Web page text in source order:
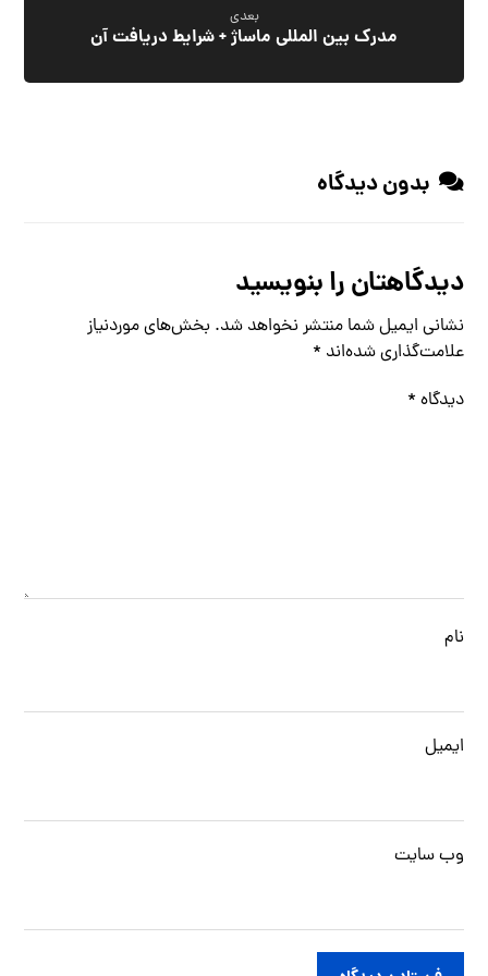
بعدی
مدرک بین المللی ماساژ + شرایط دریافت آن
بدون دیدگاه
دیدگاهتان را بنویسید
نشانی ایمیل شما منتشر نخواهد شد. بخش‌های موردنیاز
علامت‌گذاری شده‌اند *
دیدگاه *
نام
ایمیل
وب‌ سایت